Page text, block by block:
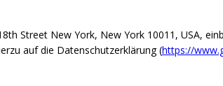
Street New York, New York 10011, USA,
auf die Datenschutzerklärung (https://